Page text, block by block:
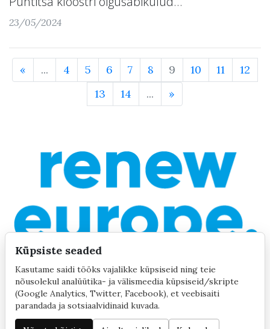
23/05/2024
« ... 4 5 6 7 8 9 10 11
12
13
14 ... »
©2020 by Yana Toom Küpsiste seaded
Küpsiste seaded
Kasutame saidi tööks vajalikke küpsiseid ning teie
nõusolekul analüütika- ja välismeedia küpsiseid/skripte
(Google Analytics, Twitter, Facebook), et veebisaiti
parandada ja sotsiaalvidinaid kuvada.